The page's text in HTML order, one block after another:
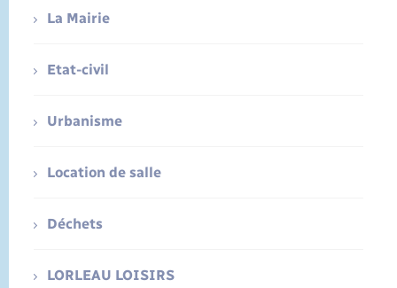
La Mairie
Etat-civil
Urbanisme
Location de salle
Déchets
LORLEAU LOISIRS